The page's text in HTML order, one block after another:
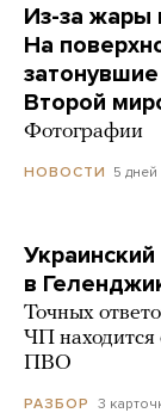
Из-за жары
На
Второй
Фотографии
НОВОСТИ 5 дней
в
Точных
ЧП находится
ПВО
РАЗБОР 3